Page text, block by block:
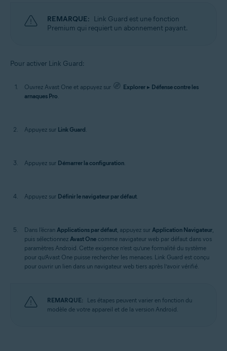
REMARQUE: Link Guard est une fonction
Premium qui requiert un abonnement payant.
Pour activer Link Guard:
Ouvrez Avast One et appuyez sur Explorer ▸ Défense contre les
arnaques Pro.
Appuyez sur Link Guard.
Appuyez sur Démarrer la configuration.
Appuyez sur Définir le navigateur par défaut.
Dans l'écran Applications par défaut, appuyez sur Application Navigateur,
puis sélectionnez Avast One comme navigateur web par défaut dans vos
paramètres Android. Cette exigence n’est qu’une formalité du système
pour qu’Avast One puisse rechercher les menaces. Link Guard est conçu
pour ouvrir un lien dans un navigateur web tiers après l’avoir vérifié.
REMARQUE:
Les étapes peuvent varier en fonction du
modèle de votre appareil et de la version Android.